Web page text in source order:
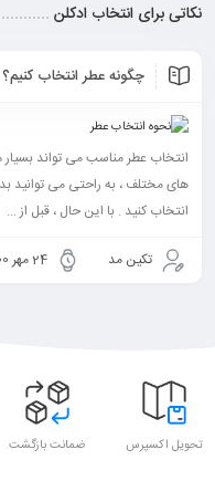
نکاتی برای انتخاب ادکلن
چگونه عطر انتخاب کنیم؟
انتخاب عطر مناسب می تواند
های مختلف ، به راحتی می توانید
انتخاب کنید . با این حال ، قبل از ...
تکین مد 24 مهر 1400
تحویل اکسپرس ضمانت بازگشت